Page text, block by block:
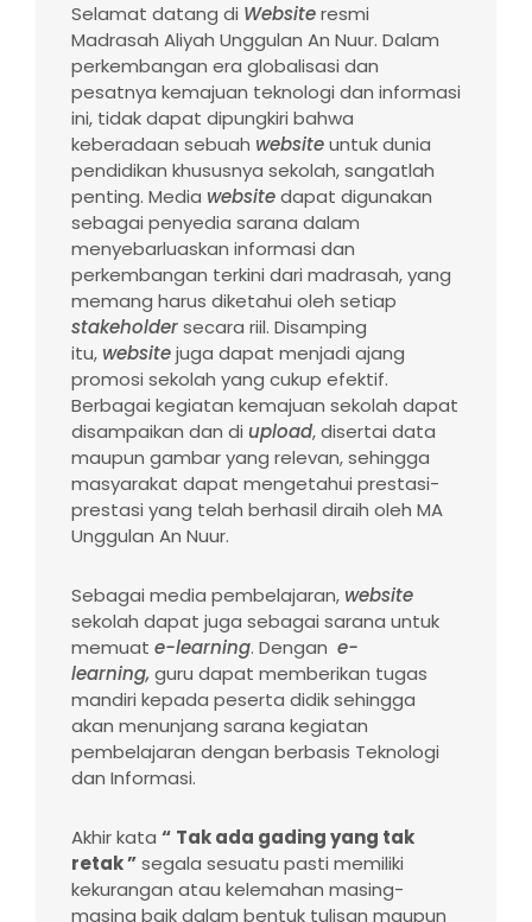
Selamat datang di Websiteresmi
Madrasah Aliyah Unggulan An Nuur. Dalam
perkembangan era globalisasi dan
pesatnya kemajuan teknologi dan informasi
ini, tidak dapat dipungkiri bahwa
keberadaan sebuah websiteuntuk dunia
pendidikan khususnya sekolah, sangatlah
penting. Media websitedapat digunakan
sebagai penyedia sarana dalam
menyebarluaskan informasi dan
perkembangan terkini dari madrasah, yang
memang harus diketahui oleh setiap
stakeholdersecara riil. Disamping
itu, websitejuga dapat menjadi ajang
promosi sekolah yang cukup efektif.
Berbagai kegiatan kemajuan sekolah dapat
disampaikan dan di upload, disertai data
maupun gambar yang relevan, sehingga
masyarakat dapat mengetahui prestasi-
prestasi yang telah berhasil diraih oleh MA
Unggulan An Nuur.
Sebagai media pembelajaran, website
sekolah dapat juga sebagai sarana untuk
memuat e-learning. Dengan e-
learning,guru dapat memberikan tugas
mandiri kepada peserta didik sehingga
akan menunjang sarana kegiatan
pembelajaran dengan berbasis Teknologi
dan Informasi.
Akhir kata “ Tak ada gadingyang tak
retak ”segala sesuatu pasti memiliki
kekurangan atau kelemahan masing-
masing baik dalam bentuk tulisan maupun